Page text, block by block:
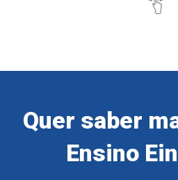
Quer saber
Ensino